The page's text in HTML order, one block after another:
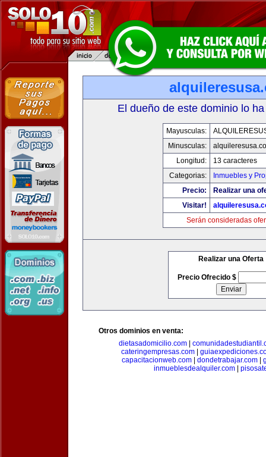
El dueño de este dominio lo
Mayusculas:
Minusculas:
Longitud:
13 caracteres
Categorias:
Inmuebles y
Precio:
Realizar una
Visitar!
Serán consideradas
Realizar una Oferta
Precio Ofrecido $
Otros dominios en venta:
dietasadomicilio.com
cateringempresas.com|
capacitacionweb.com
dondetrabajar.com
inmueblesdealquiler.com